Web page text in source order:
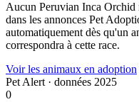
Aucun Peruvian Inca Orchid
dans les annonces Pet
automatiquement dès qu'un
correspondra à cette race.
Voir les animaux en adoption
Pet Alert · données 2025
0